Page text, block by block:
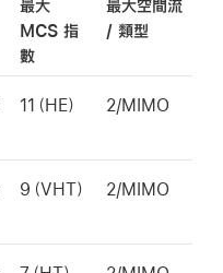
最大
MCS 指
數
最大空間流
/ 類型
11（HE） 2/MIMO
9（VHT） 2/MIMO